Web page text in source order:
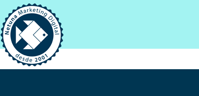
Home
Sobre a Netuna